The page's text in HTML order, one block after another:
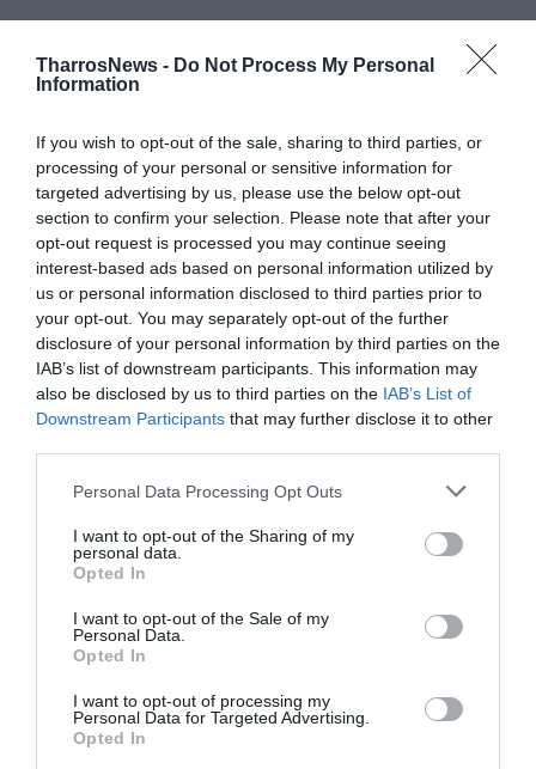
TharrosNews - Do Not Process My Personal
Information
If you wish to opt-out of the sale, sharing to third parties, or
processing of your personal or sensitive information for
targeted advertising by us, please use the below opt-out
section to confirm your selection. Please note that after your
opt-out request is processed you may continue seeing
interest-based ads based on personal information utilized by
us or personal information disclosed to third parties prior to
your opt-out. You may separately opt-out of the further
disclosure of your personal information by third parties on the
IAB’s list of downstream participants. This information may
also be disclosed by us to third parties on the IAB’s List of
Downstream Participants that may further disclose it to other
Personal Data Processing Opt Outs
I want to opt-out of the Sharing of my
personal data.
Opted In
I want to opt-out of the Sale of my
Personal Data.
Opted In
I want to opt-out of processing my
Personal Data for Targeted Advertising.
Opted In
«Οι θύτες και τα θύματα»
Ο δικηγόρος των οικοπεδούχων, Παναγιώτης Νταής,
ανέφερε ότι στο συγκεκριμένο σημείο της πόλης
καθημερινά εδώ και πολλά χρόνια διαπράττονται
εγκλήματα με πράξεις και παραλείψεις των αρμοδίων:
«Ρευματοκλοπές με αυτοσχέδιους μηχανισμούς,
καταπάτηση δημοσίων εκτάσεων, κατάληψη
δημοτικών οδών, πεζοδρομιών και πλατειών,
κατάληψη ιδιωτικών εκτάσεων, παράνομες
υδροδοτήσεις και υδροκλοπές, παραβάσεις καθήκοντος
και σωρεία πολεοδομικών και υγειονομικών
παραβάσεων.
Πρόσφατα είχαμε πυρκαγιά και κρούσματα
ηπατίτιδας στο γειτονικό σχολείο.
Η ευθύνη για όλα τα παραπάνω έχει ονοματεπώνυμο:
ο δήμαρχος της Καλαμάτας, ο πρόεδρος του δ.
διαμερίσματος, ο διευθυντής της ΔΕΗ, ο διευθυντής του
ΟΕΚ, ο διοικητής του ΟΑΕΔ και οι αρμόδιες
αστυνομικές αρχές, εδώ και 15 χρόνια.
Με τις πράξεις και τις παραλείψεις τους όλα αυτά τα